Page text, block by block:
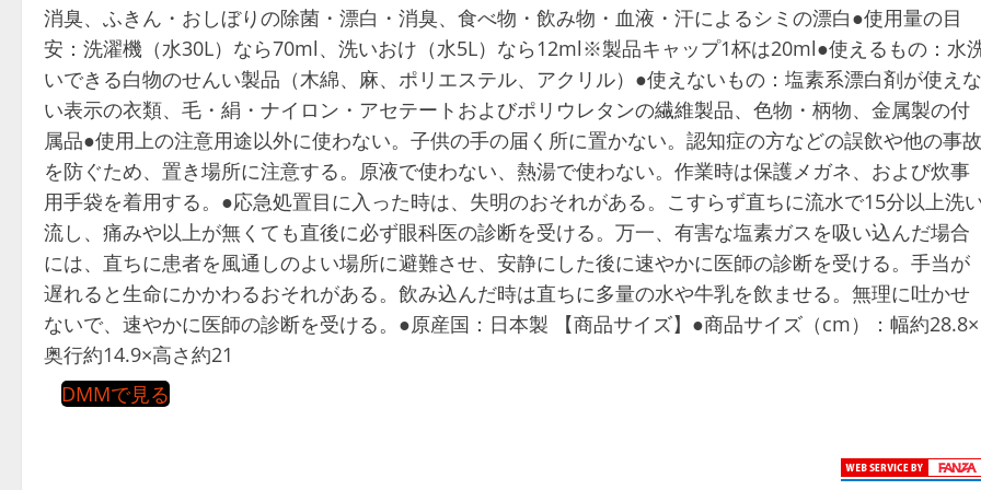
消臭、ふきん・おしぼりの除菌・漂白・消臭、食べ物・飲み物・血液・汗によるシミの漂白●使用量の目
安：洗濯機（水30L）なら70ml、洗いおけ（水5L）なら12ml※製品キャップ1杯は20ml●使えるもの：水
いできる白物のせんい製品（木綿、麻、ポリエステル、アクリル）●使えないもの：塩素系漂白剤が使えな
い表示の衣類、毛・絹・ナイロン・アセテートおよびポリウレタンの繊維製品、色物・柄物、金属製の付
属品●使用上の注意用途以外に使わない。子供の手の届く所に置かない。認知症の方などの誤飲や他の事故
を防ぐため、置き場所に注意する。原液で使わない、熱湯で使わない。作業時は保護メガネ、および炊事
用手袋を着用する。●応急処置目に入った時は、失明のおそれがある。こすらず直ちに流水で15分以上洗
流し、痛みや以上が無くても直後に必ず眼科医の診断を受ける。万一、有害な塩素ガスを吸い込んだ場合
には、直ちに患者を風通しのよい場所に避難させ、安静にした後に速やかに医師の診断を受ける。手当が
遅れると生命にかかわるおそれがある。飲み込んだ時は直ちに多量の水や牛乳を飲ませる。無理に吐かせ
ないで、速やかに医師の診断を受ける。●原産国：日本製 【商品サイズ】●商品サイズ（cm）：幅約28.8×
奥行約14.9×高さ約21
DMMで見る